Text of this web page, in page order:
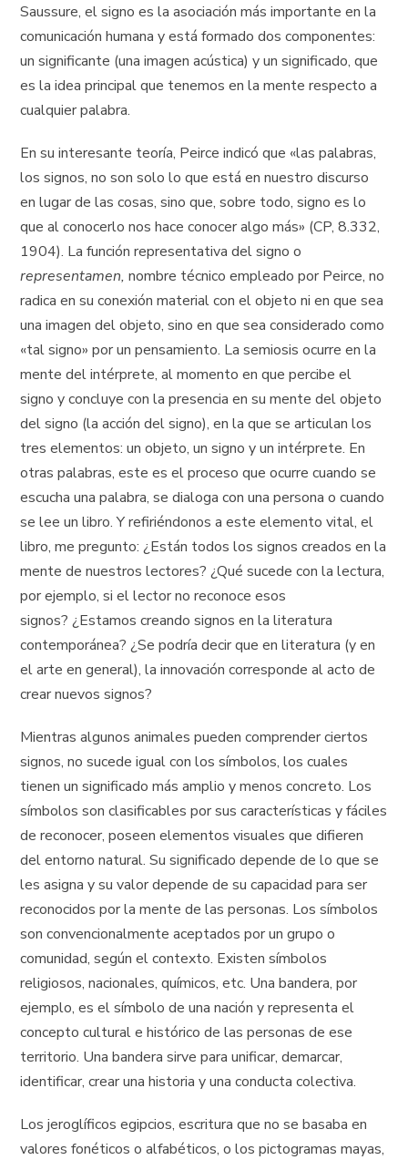
Saussure, el signo es la asociación más importante en la
comunicación humana y está formado dos componentes:
un significante (una imagen acústica) y un significado, que
es la idea principal que tenemos en la mente respecto a
cualquier palabra.
En su interesante teoría, Peirce indicó que «las palabras,
los signos, no son solo lo que está en nuestro discurso
en lugar de las cosas, sino que, sobre todo, signo es lo
que al conocerlo nos hace conocer algo más» (CP, 8.332,
1904). La función representativa del signo o
representamen,nombre técnico empleado por Peirce, no
radica en su conexión material con el objeto ni en que sea
una imagen del objeto, sino en que sea considerado como
«tal signo» por un pensamiento. La semiosis ocurre en la
mente del intérprete, al momento en que percibe el
signo y concluye con la presencia en su mente del objeto
del signo (la acción del signo), en la que se articulan los
tres elementos: un objeto, un signo y un intérprete. En
otras palabras, este es el proceso que ocurre cuando se
escucha una palabra, se dialoga con una persona o cuando
se lee un libro. Y refiriéndonos a este elemento vital, el
libro, me pregunto: ¿Están todos los signos creados en la
mente de nuestros lectores? ¿Qué sucede con la lectura,
por ejemplo, si el lector no reconoce esos
signos? ¿Estamos creando signos en la literatura
contemporánea? ¿Se podría decir que en literatura (y en
el arte en general), la innovación corresponde al acto de
crear nuevos signos?
Mientras algunos animales pueden comprender ciertos
signos, no sucede igual con los símbolos, los cuales
tienen un significado más amplio y menos concreto. Los
símbolos son clasificables por sus características y fáciles
de reconocer, poseen elementos visuales que difieren
del entorno natural. Su significado depende de lo que se
les asigna y su valor depende de su capacidad para ser
reconocidos por la mente de las personas. Los símbolos
son convencionalmente aceptados por un grupo o
comunidad, según el contexto. Existen símbolos
religiosos, nacionales, químicos, etc. Una bandera, por
ejemplo, es el símbolo de una nación y representa el
concepto cultural e histórico de las personas de ese
territorio. Una bandera sirve para unificar, demarcar,
identificar, crear una historia y una conducta colectiva.
Los jeroglíficos egipcios, escritura que no se basaba en
valores fonéticos o alfabéticos, o los pictogramas mayas,